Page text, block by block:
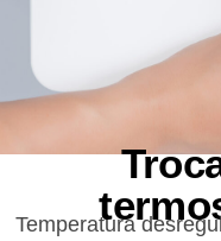
Temperatura